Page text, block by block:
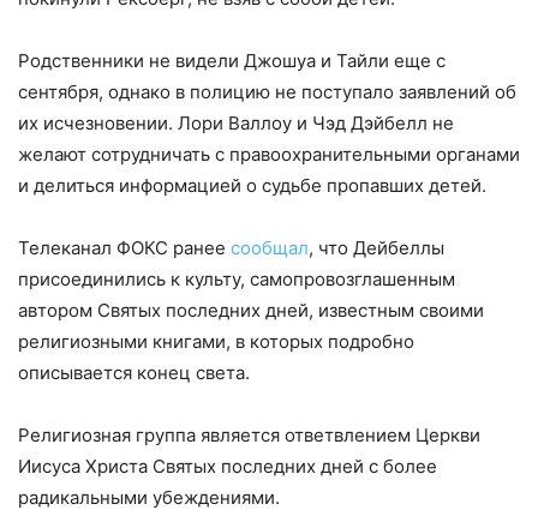
Родственники не видели Джошуа и Тайли еще с
сентября, однако в полицию не поступало заявлений об
их исчезновении. Лори Валлоу и Чэд Дэйбелл не
желают сотрудничать с правоохранительными органами
и делиться информацией о судьбе пропавших детей.
Телеканал ФОКС ранее сообщал, что Дейбеллы
присоединились к культу, самопровозглашенным
автором Святых последних дней, известным своими
религиозными книгами, в которых подробно
описывается конец света.
Религиозная группа является ответвлением Церкви
Иисуса Христа Святых последних дней с более
радикальными убеждениями.